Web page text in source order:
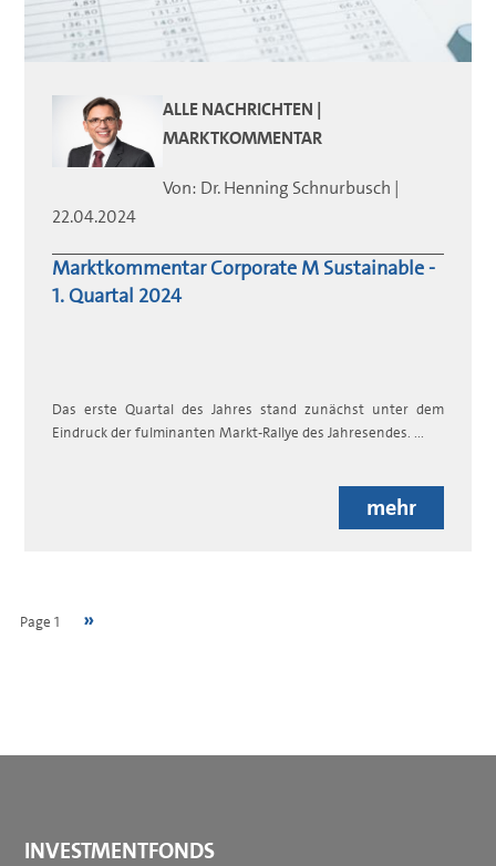
ALLE NACHRICHTEN |
MARKTKOMMENTAR
Von: Dr. Henning Schnurbusch |
22.04.2024
Marktkommentar Corporate M Sustainable -
1. Quartal 2024
Das erste Quartal des Jahres stand zunächst unter dem
Eindruck der fulminanten Markt-Rallye des Jahresendes. ...
mehr
Pagination
Page 1
Next
››
INVESTMENTFONDS